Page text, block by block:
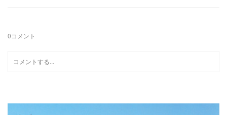
0コメント